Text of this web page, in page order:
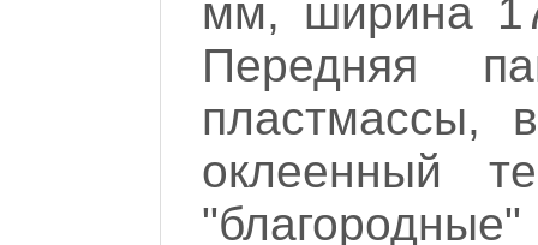
мм, ширина
Передняя
пластмассы,
оклеенный